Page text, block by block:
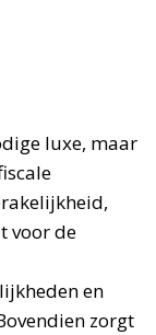
luxe, maar
voor de
en
zorgt